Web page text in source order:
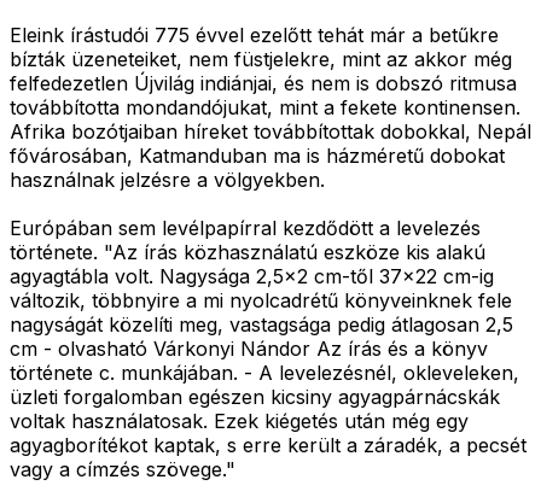
Eleink írástudói 775 évvel ezelőtt tehát már a betűkre
bízták üzeneteiket, nem füstjelekre, mint az akkor még
felfedezetlen Újvilág indiánjai, és nem is dobszó ritmusa
továbbította mondandójukat, mint a fekete kontinensen.
Afrika bozótjaiban híreket továbbítottak dobokkal, Nepál
fővárosában, Katmanduban ma is házméretű dobokat
használnak jelzésre a völgyekben.
Európában sem levélpapírral kezdődött a levelezés
története. "Az írás közhasználatú eszköze kis alakú
agyagtábla volt. Nagysága 2,5×2 cm-től 37×22 cm-ig
változik, többnyire a mi nyolcadrétű könyveinknek fele
nagyságát közelíti meg, vastagsága pedig átlagosan 2,5
cm - olvasható Várkonyi Nándor Az írás és a könyv
története c. munkájában. - A levelezésnél, okleveleken,
üzleti forgalomban egészen kicsiny agyagpárnácskák
voltak használatosak. Ezek kiégetés után még egy
agyagborítékot kaptak, s erre került a záradék, a pecsét
vagy a címzés szövege."